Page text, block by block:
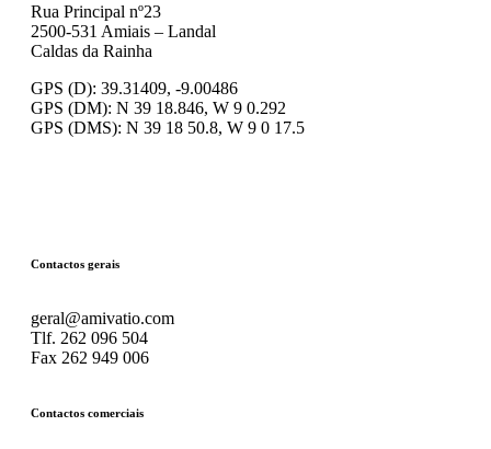
Rua Principal nº23
2500-531 Amiais – Landal
Caldas da Rainha
GPS (D): 39.31409, -9.00486
GPS (DM): N 39 18.846, W 9 0.292
GPS (DMS): N 39 18 50.8, W 9 0 17.5
Contactos gerais
geral@amivatio.com
Tlf. 262 096 504
Fax 262 949 006
Contactos comerciais